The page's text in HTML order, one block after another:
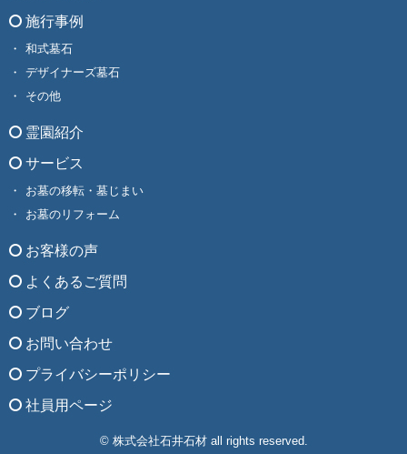
施行事例
和式墓石
デザイナーズ墓石
その他
霊園紹介
サービス
お墓の移転・墓じまい
お墓のリフォーム
お客様の声
よくあるご質問
ブログ
お問い合わせ
プライバシーポリシー
社員用ページ
© 株式会社石井石材 all rights reserved.